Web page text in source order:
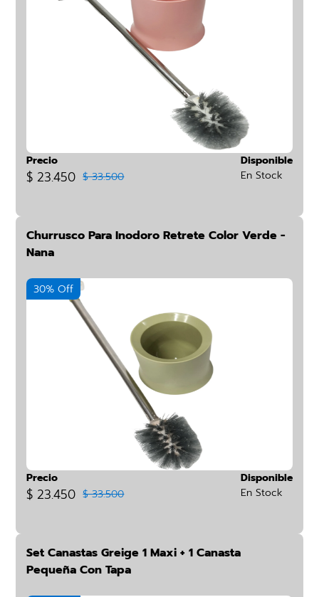
Precio
$ 23.450 $ 33.500
Disponible
En Stock
Churrusco Para Inodoro Retrete Color Verde -
Nana
30% Off
Precio
$ 23.450 $ 33.500
Disponible
En Stock
Set Canastas Greige 1 Maxi + 1 Canasta
Pequeña Con Tapa